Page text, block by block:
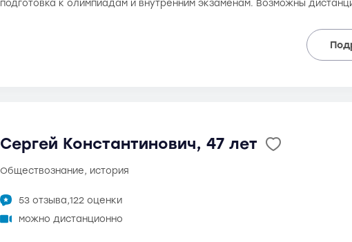
подготовка к олимпиадам и внутренним экзаменам. Возможны
Сергей Константинович, 47 лет
обществознание, история
53 отзыва,122 оценки
можно дистанционно